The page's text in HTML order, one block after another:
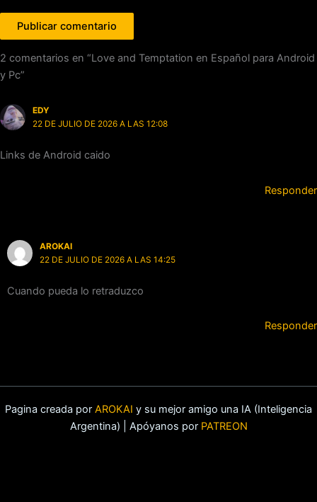
2 comentarios en “Love and Temptation en Español para Android
y Pc”
EDY
22 DE JULIO DE 2026 A LAS 12:08
Links de Android caido
Responder
AROKAI
22 DE JULIO DE 2026 A LAS 14:25
Cuando pueda lo retraduzco
Responder
Pagina creada por AROKAI y su mejor amigo una IA (Inteligencia
Argentina) | Apóyanos por PATREON